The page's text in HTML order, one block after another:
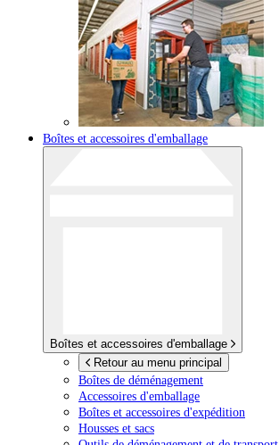
Boîtes et accessoires d'emballage
Boîtes et accessoires d'emballage
Retour au menu principal
Boîtes de déménagement
Accessoires d'emballage
Boîtes et accessoires d'expédition
Housses et sacs